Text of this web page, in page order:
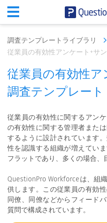
調査テンプレートライブラリ
従業員の有効性アンケート+サ
従業員の有効性
調査テンプレート
従業員の有効性に関するアン
の有効性に関する管理者また
するように設計されています
性を認識する組織が増えてい
フラットであり、多くの場合、
QuestionPro Workforceは、組
供します。この従業員の有効
同僚、同僚などからフィード
質問で構成されています。